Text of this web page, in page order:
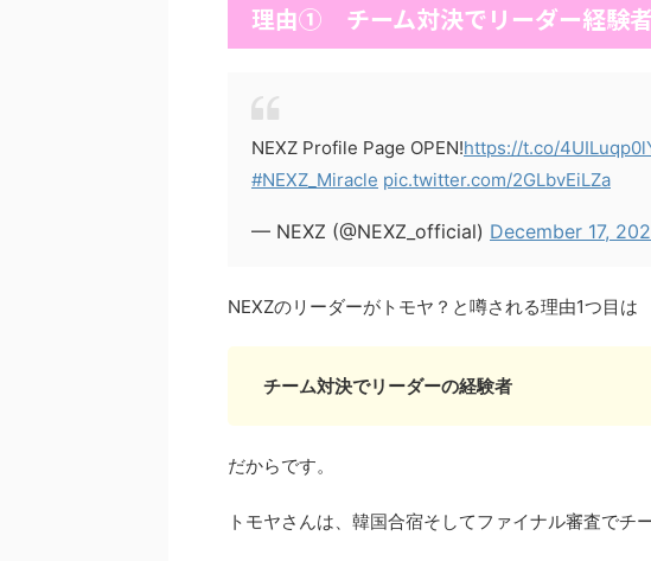
理由① チーム対決でリーダー経験者
NEXZ Profile Page OPEN!https://t.co/
#NEXZ_Miracle pic.twitter.com/2GLbvEiLZa
— NEXZ (@NEXZ_official) December 17,
NEXZのリーダーがトモヤ？と噂される理由1つ目は
チーム対決でリーダーの経験者
だからです。
トモヤさんは、韓国合宿そしてファイナル審査でチ